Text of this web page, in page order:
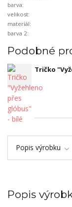
barva:
velikost:
materiál:
barva 2:
Podobné
Tričko
Popis výrobku
Popis